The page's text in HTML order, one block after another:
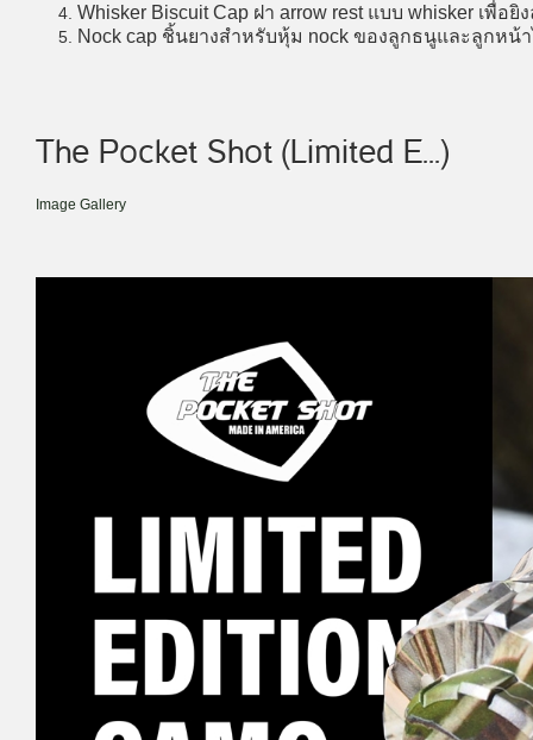
Whisker Biscuit Cap ฝา arrow rest แบบ whisker เพื่
Nock cap ชิ้นยางสำหรับหุ้ม nock ของลูกธนูและลูกหน้
The Pocket Shot (Limited E...)
Image Gallery